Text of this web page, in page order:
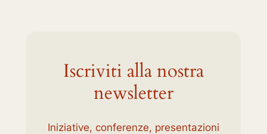
Iscriviti alla nostra
newsletter
Iniziative, conferenze, presentazioni